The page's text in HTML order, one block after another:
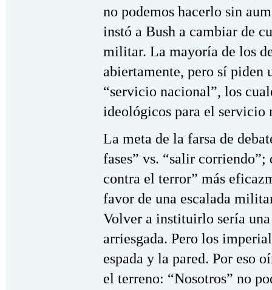
no podemos hacerlo sin
instó a Bush a cambiar de
militar. La mayoría de los
abiertamente, pero sí
“servicio nacional”, los
ideológicos para el servicio
La meta de la farsa de
fases” vs. “salir
contra el terror” más
favor de una escalada
Volver a instituirlo sería
arriesgada. Pero los
espada y la pared. Por eso
el terreno: “Nosotros” no